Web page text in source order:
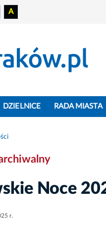
A
DZIELNICE RADA MIASTA
Noce
r.